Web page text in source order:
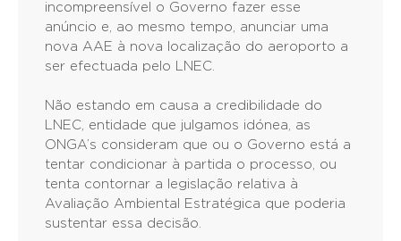
incompreensível o Governo fazer esse
anúncio e, ao mesmo tempo, anunciar uma
nova AAE à nova localização do aeroporto a
ser efectuada pelo LNEC.
Não estando em causa a credibilidade do
LNEC, entidade que julgamos idónea, as
ONGA’s consideram que ou o Governo está a
tentar condicionar à partida o processo, ou
tenta contornar a legislação relativa à
Avaliação Ambiental Estratégica que poderia
sustentar essa decisão.